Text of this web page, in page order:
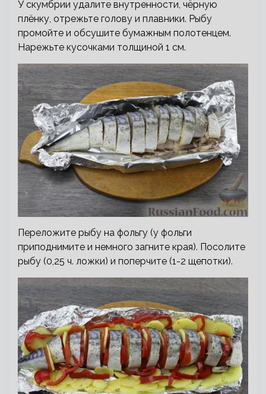
У скумбрии удалите внутренности, чёрную
плёнку, отрежьте голову и плавники. Рыбу
промойте и обсушите бумажным полотенцем.
Нарежьте кусочками толщиной 1 см.
Переложите рыбу на фольгу (у фольги
приподнимите и немного загните края). Посолите
рыбу (0,25 ч. ложки) и поперчите (1-2 щепотки).